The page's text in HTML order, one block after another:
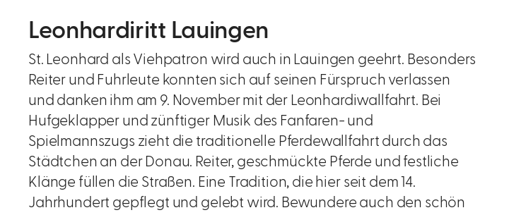
Leonhardiritt Lauingen
St. Leonhard als Viehpatron wird auch in Lauingen geehrt. Besonders
Reiter und Fuhrleute konnten sich auf seinen Fürspruch verlassen
und danken ihm am 9. November mit der Leonhardiwallfahrt. Bei
Hufgeklapper und zünftiger Musik des Fanfaren- und
Spielmannszugs zieht die traditionelle Pferdewallfahrt durch das
Städtchen an der Donau. Reiter, geschmückte Pferde und festliche
Klänge füllen die Straßen. Eine Tradition, die hier seit dem 14.
Jahrhundert gepflegt und gelebt wird. Bewundere auch den schön